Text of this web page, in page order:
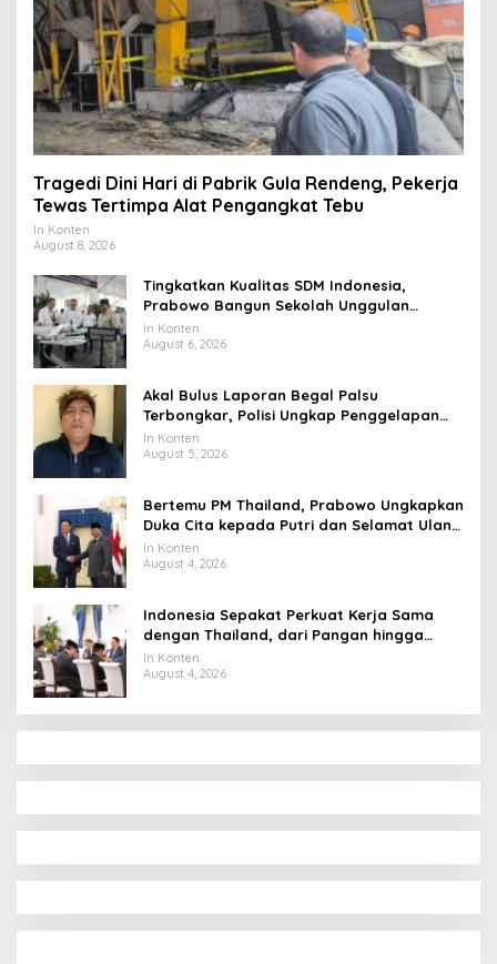
Tragedi Dini Hari di Pabrik Gula Rendeng, Pekerja
Tewas Tertimpa Alat Pengangkat Tebu
In Konten
August 8, 2026
Tingkatkan Kualitas SDM Indonesia,
Prabowo Bangun Sekolah Unggulan
hingga Undang Universitas Terbaik Dunia
In Konten
August 6, 2026
Akal Bulus Laporan Begal Palsu
Terbongkar, Polisi Ungkap Penggelapan
Uang Perusahaan untuk Crypto
In Konten
August 5, 2026
Bertemu PM Thailand, Prabowo Ungkapkan
Duka Cita kepada Putri dan Selamat Ulang
Tahun ke Raja Thailand
In Konten
August 4, 2026
Indonesia Sepakat Perkuat Kerja Sama
dengan Thailand, dari Pangan hingga
Ekonomi Digital
In Konten
August 4, 2026